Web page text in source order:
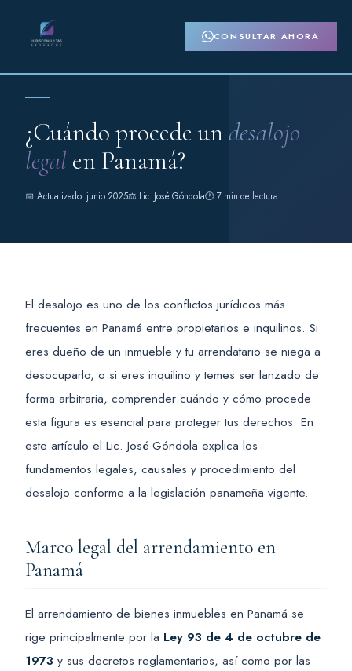
CONSULTAR AHORA
¿Cuándo procede un desalojo
legal en Panamá?
📅 Actualizado: junio 2025⚖️ Lic. José Góndola🕐 7 min de lectura
El desalojo es uno de los conflictos jurídicos más
frecuentes en Panamá entre propietarios e inquilinos. Si
eres dueño de un inmueble y tu arrendatario se niega a
desocuparlo, o si eres inquilino y temes ser lanzado de
forma arbitraria, comprender cuándo y cómo procede
esta figura es esencial para proteger tus derechos. En
este artículo el Lic. José Góndola explica los
fundamentos legales, causales y procedimiento del
desalojo conforme a la legislación panameña vigente.
Marco legal del arrendamiento en
Panamá
El arrendamiento de bienes inmuebles en Panamá se
rige principalmente por la Ley 93 de 4 de octubre de
1973 y sus decretos reglamentarios, así como por las